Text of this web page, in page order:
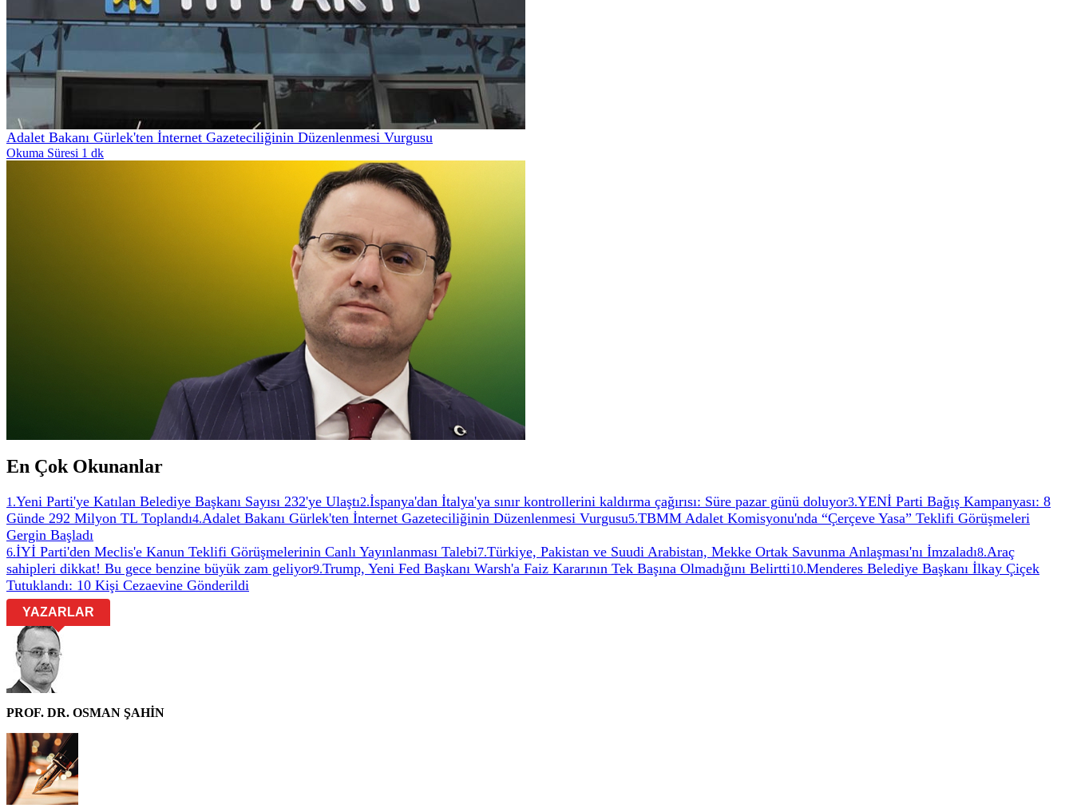
Adalet Bakanı Gürlek'ten İnternet Gazeteciliğinin Düzenlenmesi Vurgusu
Okuma Süresi 1 dk
En Çok Okunanlar
1 .Yeni Parti'ye Katılan Belediye Başkanı Sayısı 232'ye Ulaştı2.İspanya'dan İtalya'ya sınır kontrollerini kaldırma çağırısı: Süre pazar günü doluyor3.YENİ Parti Bağış Kampanyası: 8
Günde 292 Milyon TL Toplandı4.Adalet Bakanı Gürlek'ten İnternet Gazeteciliğinin Düzenlenmesi Vurgusu5.TBMM Adalet Komisyonu'nda “Çerçeve Yasa” Teklifi Görüşmeleri
Gergin Başladı
6.İYİ Parti'den Meclis'e Kanun Teklifi Görüşmelerinin Canlı Yayınlanması Talebi7.Türkiye, Pakistan ve Suudi Arabistan, Mekke Ortak Savunma Anlaşması'nı İmzaladı8.Araç
sahipleri dikkat! Bu gece benzine büyük zam geliyor9.Trump, Yeni Fed Başkanı Warsh'a Faiz Kararının Tek Başına Olmadığını Belirtti10.Menderes Belediye Başkanı İlkay Çiçek
Tutuklandı: 10 Kişi Cezaevine Gönderildi
YAZARLAR
PROF. DR. OSMAN ŞAHİN